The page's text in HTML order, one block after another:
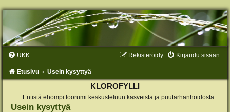
UKK Kirjaudu sisään
Rekisteröidy
Etusivu Usein kysyttyä
KLOROFYLLI
Entistä ehompi foorumi keskusteluun kasveista ja puutarhanhoidosta
Usein kysyttyä